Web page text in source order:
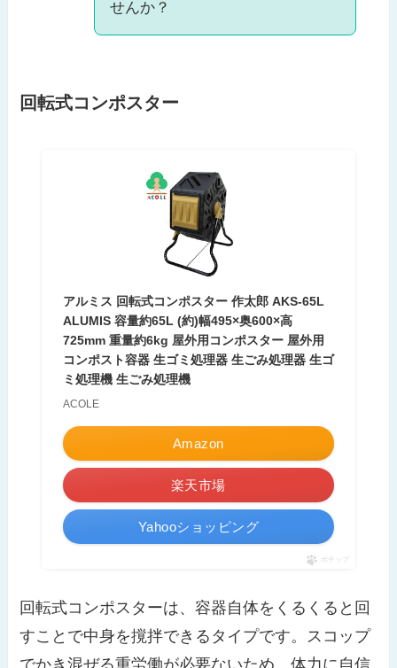
せんか？
回転式コンポスター
アルミス 回転式コンポスター 作太郎 AKS-65L
ALUMIS 容量約65L (約)幅495×奥600×高
725mm 重量約6kg 屋外用コンポスター 屋外用
コンポスト容器 生ゴミ処理器 生ごみ処理器 生ゴ
ミ処理機 生ごみ処理機
ACOLE
Amazon
楽天市場
Yahooショッピング
ポチップ
回転式コンポスターは、容器自体をくるくると回
すことで中身を撹拌できるタイプです。スコップ